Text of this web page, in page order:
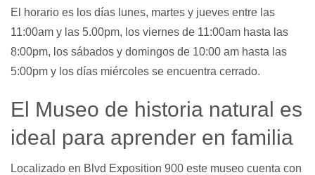
El horario es los días lunes, martes y jueves entre las
11:00am y las 5.00pm, los viernes de 11:00am hasta las
8:00pm, los sábados y domingos de 10:00 am hasta las
5:00pm y los días miércoles se encuentra cerrado.
El Museo de historia natural es
ideal para aprender en familia
Localizado en Blvd Exposition 900 este museo cuenta con